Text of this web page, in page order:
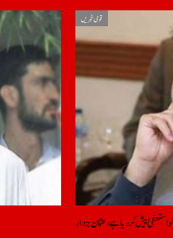
قومی خبریں
استعفیٰ پیش کر دیا ہے، عثمان بزدار